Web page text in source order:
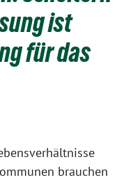
ist
für das
brauchen